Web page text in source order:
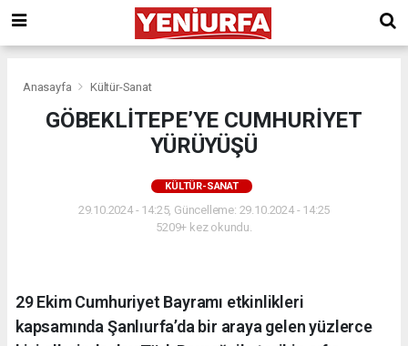
Anasayfa Kültür-Sanat
GÖBEKLİTEPE’YE CUMHURİYET
YÜRÜYÜŞÜ
KÜLTÜR-SANAT
29.10.2024 - 14:25, Güncelleme: 29.10.2024 - 14:25
5209+ kez okundu.
29 Ekim Cumhuriyet Bayramı etkinlikleri
kapsamında Şanlıurfa’da bir araya gelen yüzlerce